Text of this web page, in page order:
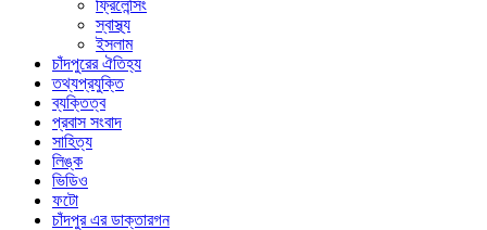
ফ্রিলেন্সিং
স্বাস্থ্য
ইসলাম
চাঁদপুরের ঐতিহ্য
তথ্যপ্রযুক্তি
ব্যক্তিত্ব
প্রবাস সংবাদ
সাহিত্য
লিঙ্ক
ভিডিও
ফটো
চাঁদপুর এর ডাক্তারগন